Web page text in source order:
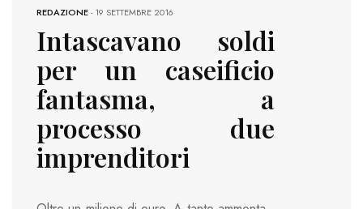
REDAZIONE-19 SETTEMBRE 2016
Intascavano soldi
per un caseificio
fantasma, a
processo due
imprenditori